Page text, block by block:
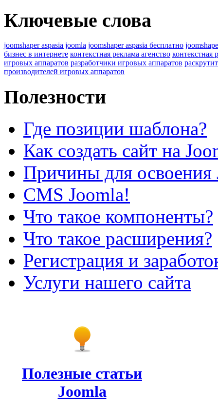
Ключевые слова
joomshaper aspasia joomla joomshaper aspasia бесплатно
бизнес в интернете контекстная реклама агенство контекстная
игровых аппаратов разработчики игровых аппаратов
производителей игровых аппаратов
Полезности
Где позиции шаблона?
Как создать сайт на
Причины для освоения
CMS Joomla!
Что такое компоненты?
Что такое расширения?
Регистрация и
Услуги нашего сайта
Полезные статьи
Joomla